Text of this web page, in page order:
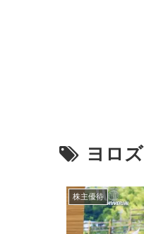
ヨロズ
株主優待